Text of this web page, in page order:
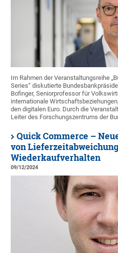
Im Rahmen der Veranstaltungsreihe
Series“ diskutierte
Bofinger, Seniorprofessor für
internationale
den digitalen Euro. Durch die
Leiter des Forschungszentrums der
Quick Commerce –
von
Wiederkaufverhalten
09/12/2024